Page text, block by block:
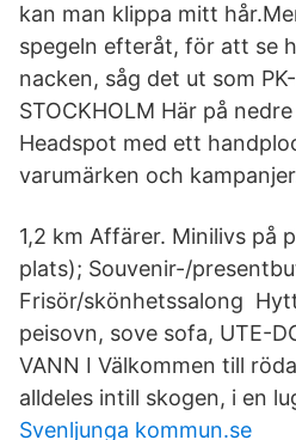
kan man klippa mitt
spegeln efteråt, för att se
nacken, såg det ut som
STOCKHOLM Här på
Headspot med ett
varumärken och
1,2 km Affärer. Minilivs på
plats); Souvenir-/
Frisör/skönhetssalong
peisovn, sove sofa, UTE-
VANN I Välkommen till
alldeles intill skogen, i en
Svenljunga kommun.se